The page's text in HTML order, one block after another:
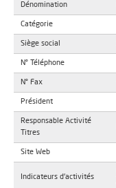
Dénomination
Catégorie
Siège social
N° Téléphone
N° Fax
Président
Responsable Activité
Titres
Site Web
Indicateurs d'activités